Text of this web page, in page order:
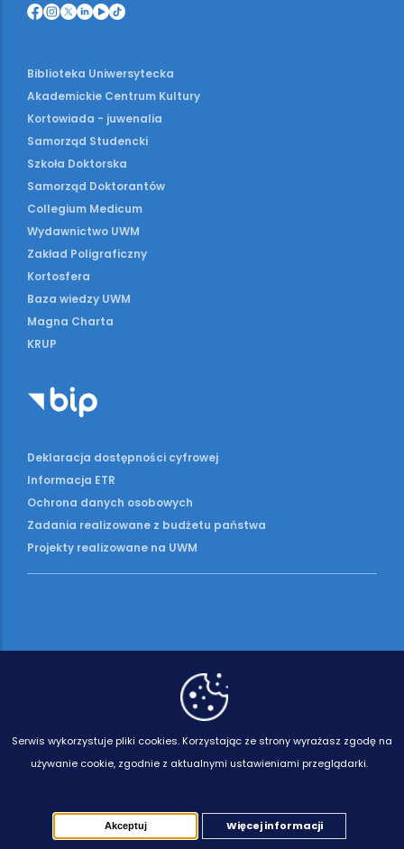
Biblioteka Uniwersytecka
Akademickie Centrum Kultury
Kortowiada - juwenalia
Samorząd Studencki
Szkoła Doktorska
Samorząd Doktorantów
Collegium Medicum
Wydawnictwo UWM
Zakład Poligraficzny
Kortosfera
Baza wiedzy UWM
Magna Charta
KRUP
Deklaracja dostępności cyfrowej
Informacja ETR
Ochrona danych osobowych
Zadania realizowane z budżetu państwa
Projekty realizowane na UWM
Serwis wykorzystuje pliki cookies. Korzystając ze strony wyrażasz zgodę na
używanie cookie, zgodnie z aktualnymi ustawieniami przeglądarki.
Akceptuj Więcej informacji